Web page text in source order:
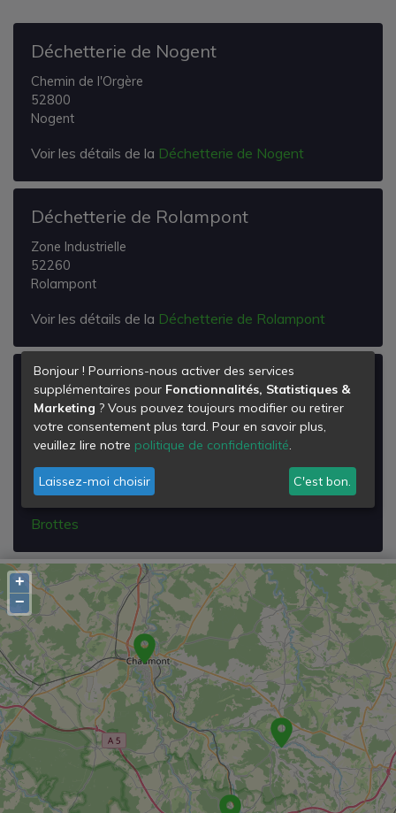
Déchetterie de Nogent
Chemin de l'Orgère
52800
Nogent
Voir les détails de la Déchetterie de Nogent
Déchetterie de Rolampont
Zone Industrielle
52260
Rolampont
Voir les détails de la Déchetterie de Rolampont
Déchetterie de Chaumont Brottes
Rue de la Quellemêle
Lieu-dit le Poncé
52000
Chaumont
Brottes
+
−
Bonjour ! Pourrions-nous activer des services
supplémentaires pour Fonctionnalités, Statistiques &
Marketing ? Vous pouvez toujours modifier ou retirer
votre consentement plus tard. Pour en savoir plus,
veuillez lire notre politique de confidentialité.
Laissez-moi choisir C'est bon.